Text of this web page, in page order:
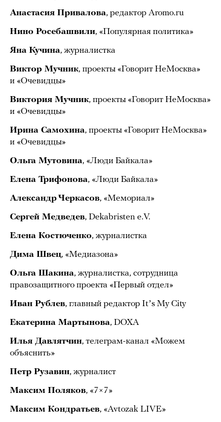
Анастасия Привалова, редактор Aromo.ru
Нино Росебашвили, «Популярная политика»
Яна Кучина, журналистка
Виктор Мучник, проекты «Говорит НеМосква»
и «Очевидцы»
Виктория Мучник, проекты «Говорит НеМосква»
и «Очевидцы»
Ирина Самохина, проекты «Говорит НеМосква»
и «Очевидцы»
Ольга Мутовина, «Люди Байкала»
Елена Трифонова, «Люди Байкала»
Александр Черкасов, «Мемориал»
Сергей Медведев, Dekabristen e.V.
Елена Костюченко, журналистка
Дима Швец, «Медиазона»
Ольга Шакина, журналистка, сотрудница
правозащитного проекта «Первый отдел»
Иван Рублев, главный редактор Itʼs My City
Екатерина Мартынова, DOXA
Илья Давлятчин, телеграм-канал «Можем
объяснить»
Петр Рузавин, журналист
Максим Поляков, «7×7»
Максим Кондратьев, «Avtozak LIVE»